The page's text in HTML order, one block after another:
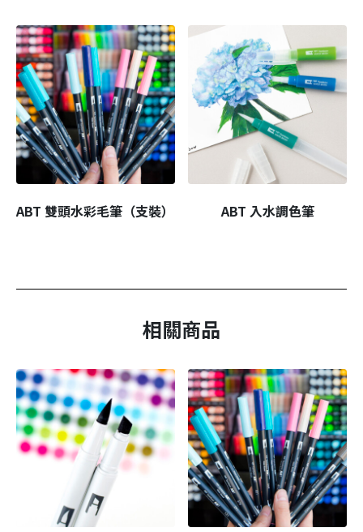
ABT 雙頭水彩毛筆（支裝） ABT 入水調色筆
相關商品